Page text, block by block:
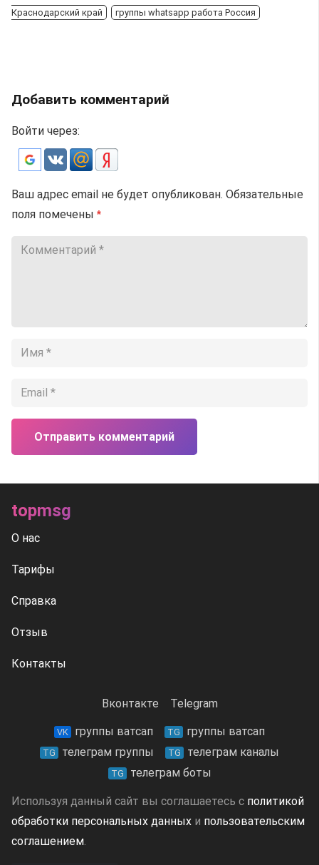
Краснодарский край
группы whatsapp работа Россия
Добавить комментарий
Войти через:
Ваш адрес email не будет опубликован. Обязательные
поля помечены *
Отправить комментарий
topmsg
О нас
Тарифы
Справка
Отзыв
Контакты
Вконтакте Telegram
VK группы ватсап TG группы ватсап
TG телеграм группы TG телеграм каналы
TG телеграм боты
Используя данный сайт вы соглашаетесь с политикой
обработки персональных данных и пользовательским
соглашением.